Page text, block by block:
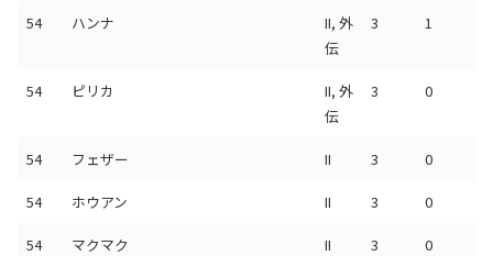
54 ハンナ
II, 外
伝
3 1
54 ピリカ
II, 外
伝
3 0
54 フェザー II 3 0
54 ホウアン II 3 0
54 マクマク II 3 0